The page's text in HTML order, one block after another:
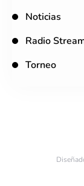
Noticias
Radio
Torneo